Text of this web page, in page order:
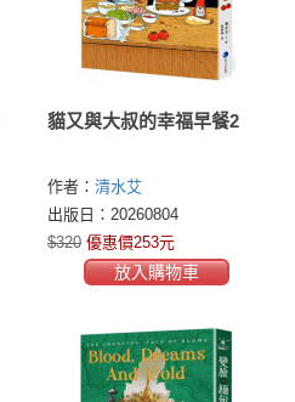
貓又與大叔的幸福早餐2
作者： 清水艾
出版日：20260804
$320 優惠價253元
放入購物車